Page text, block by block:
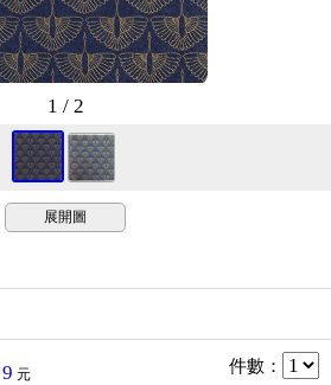
1 / 2
展開圖
9 元 件數 ：